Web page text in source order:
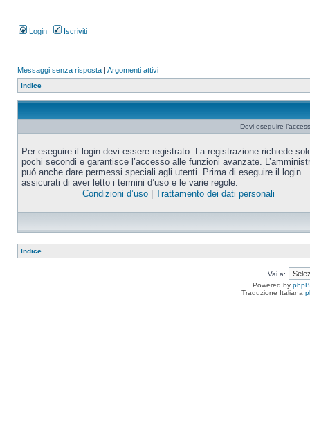
Login Iscriviti
Messaggi senza risposta | Argomenti attivi
Indice
Devi eseguire
Per eseguire il login devi essere registrato. La registrazione richiede
pochi secondi e garantisce l’accesso alle funzioni avanzate.
puó anche dare permessi speciali agli utenti. Prima di eseguire il login
assicurati di aver letto i termini d’uso e le varie regole.
Condizioni d’uso| Trattamento dei dati personali
Indice
Vai a:
Powered by
Traduzione Italiana